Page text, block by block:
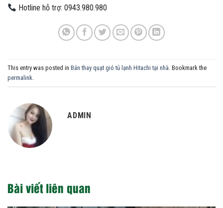
Hotline hỗ trợ: 0943.980.980
This entry was posted in Bán thay quạt gió tủ lạnh Hitachi tại nhà . Bookmark the
permalink
ADMIN
Bài viết liên quan